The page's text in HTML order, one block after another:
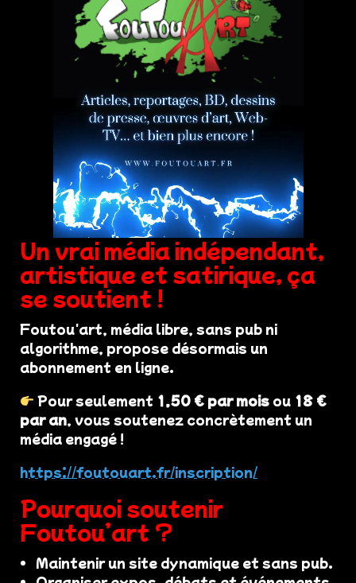
Un vrai média indépendant,
artistique et satirique, ça
se soutient !
Foutou'art, média libre, sans pub ni
algorithme, propose désormais un
abonnement en ligne.
Pour seulement 1,50 € par mois ou 18 €
par an, vous soutenez concrètement un
média engagé !
https://foutouart.fr/inscription/
Pourquoi soutenir
Foutou’art ?
Maintenir un site dynamique et sans pub.